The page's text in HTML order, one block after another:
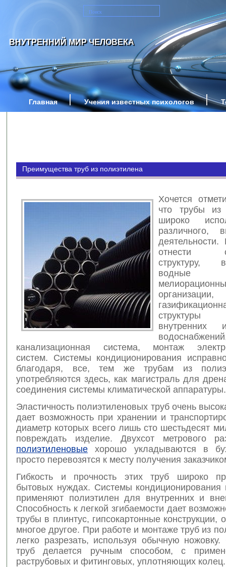
ВНУТРЕННИЙ МИР ЧЕЛОВЕКА
Главная Учения известных психологов
Преимущества труб из полиэтилена
Хочется
что трубы из
широко
различного,
отнести
структуру,
водные
организации,
внутренних
канализационная система, монтаж
систем. Системы кондиционирования
благодаря, все, тем же трубам из
употребляются здесь, как магистраль для
соединения системы климатической аппаратуры.
Эластичность полиэтиленовых труб очень
дает возможность при хранении и
диаметр которых всего лишь сто шестьдесят
повреждать изделие. Двухсот метрового
полиэтиленовые хорошо укладываются в
просто перевозятся к месту получения
Гибкость и прочность этих труб широко
бытовых нуждах. Системы кондиционирования
применяют полиэтилен для внутренних и
Способность к легкой згибаемости дает
трубы в плинтус, гипсокартонные конструкции,
многое другое. При работе и монтаже труб из
легко разрезать, используя обычную ножовку.
труб делается ручным способом, с
раструбовых и фитинговых, уплотняющих колец.